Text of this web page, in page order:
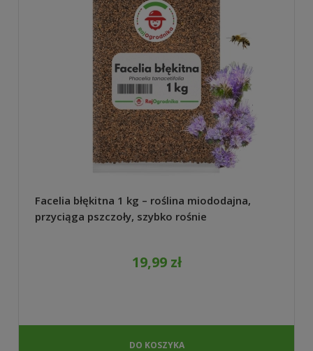
Facelia błękitna 1 kg – roślina miododajna,
przyciąga pszczoły, szybko rośnie
19,99 zł
DO KOSZYKA